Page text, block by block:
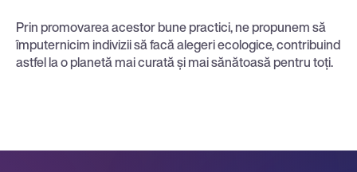
Prin promovarea acestor bune practici, ne propunem să
împuternicim indivizii să facă alegeri ecologice, contribuind
astfel la o planetă mai curată și mai sănătoasă pentru toți.